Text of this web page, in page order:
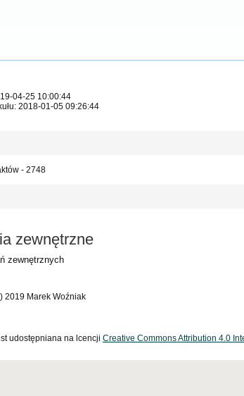
04-25 10:00:44
2018-01-05 09:26:44
- 2748
zewnętrzne
zewnętrznych
2019 Marek Woźniak
udostępniana na lcencji Creative Commons Attribution 4.0